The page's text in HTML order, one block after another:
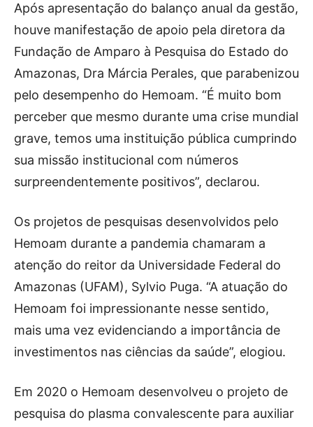
Após apresentação do balanço anual da gestão,
houve manifestação de apoio pela diretora da
Fundação de Amparo à Pesquisa do Estado do
Amazonas, Dra Márcia Perales, que parabenizou
pelo desempenho do Hemoam. “É muito bom
perceber que mesmo durante uma crise mundial
grave, temos uma instituição pública cumprindo
sua missão institucional com números
surpreendentemente positivos”, declarou.
Os projetos de pesquisas desenvolvidos pelo
Hemoam durante a pandemia chamaram a
atenção do reitor da Universidade Federal do
Amazonas (UFAM), Sylvio Puga. “A atuação do
Hemoam foi impressionante nesse sentido,
mais uma vez evidenciando a importância de
investimentos nas ciências da saúde”, elogiou.
Em 2020 o Hemoam desenvolveu o projeto de
pesquisa do plasma convalescente para auxiliar